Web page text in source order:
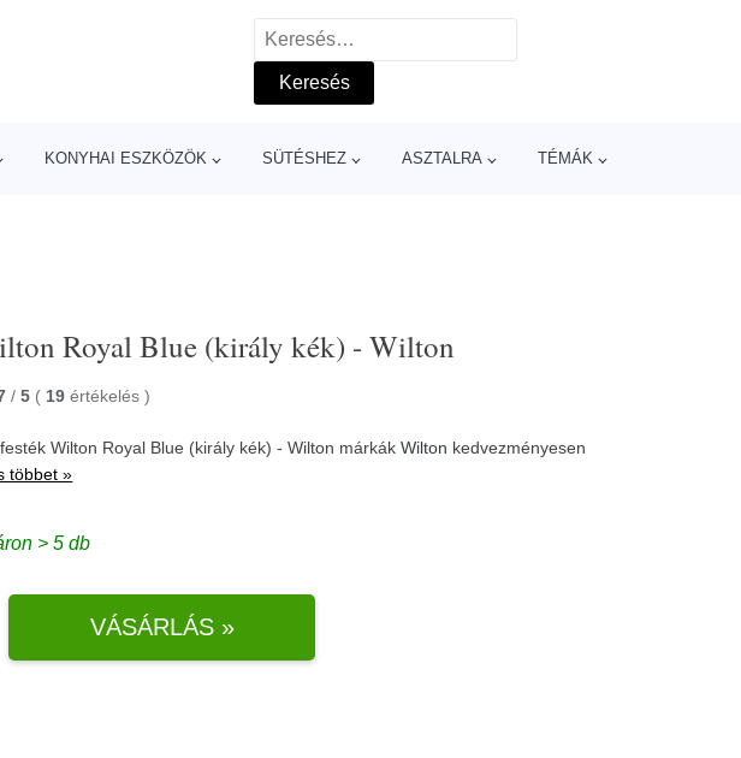
Keresés:
KONYHAI ESZKÖZÖK SÜTÉSHEZ ASZTALRA TÉMÁK
Royal Blue (király kék) - Wilton
/ 5 ( 19 értékelés)
Wilton Royal Blue (király kék) - Wilton márkákWilton kedvezményesen
többet »
> 5 db
VÁSÁRLÁS »